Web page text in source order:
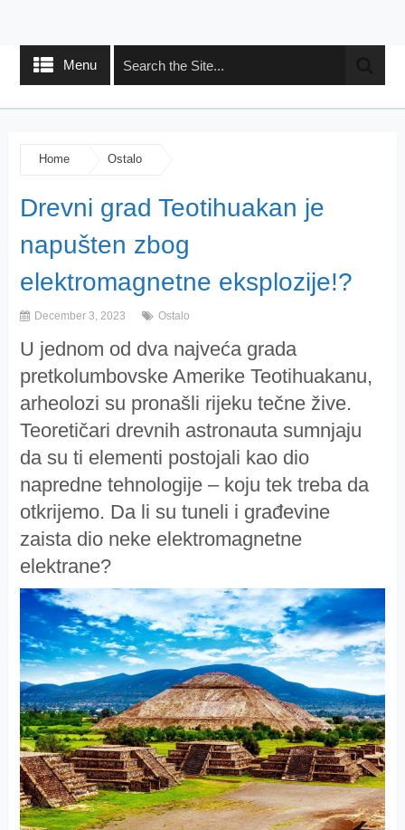
Menu
Home Ostalo
Drevni grad Teotihuakan je
napušten zbog
elektromagnetne eksplozije!?
December 3, 2023 Ostalo
U jednom od dva najveća grada
pretkolumbovske Amerike Teotihuakanu,
arheolozi su pronašli rijeku tečne žive.
Teoretičari drevnih astronauta sumnjaju
da su ti elementi postojali kao dio
napredne tehnologije – koju tek treba da
otkrijemo. Da li su tuneli i građevine
zaista dio neke elektromagnetne
elektrane?